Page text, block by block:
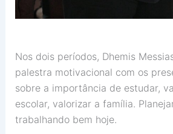
Nos dois períodos, Dhemis
palestra motivacional com os
sobre a importância de estudar,
escolar, valorizar a família.
trabalhando bem hoje.